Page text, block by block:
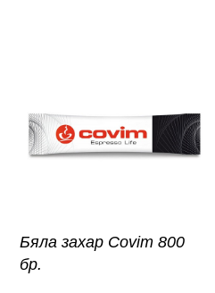
Бяла захар Covim 800
бр.